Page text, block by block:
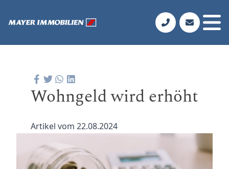
Wohngeld wird erhöht
Artikel vom 22.08.2024